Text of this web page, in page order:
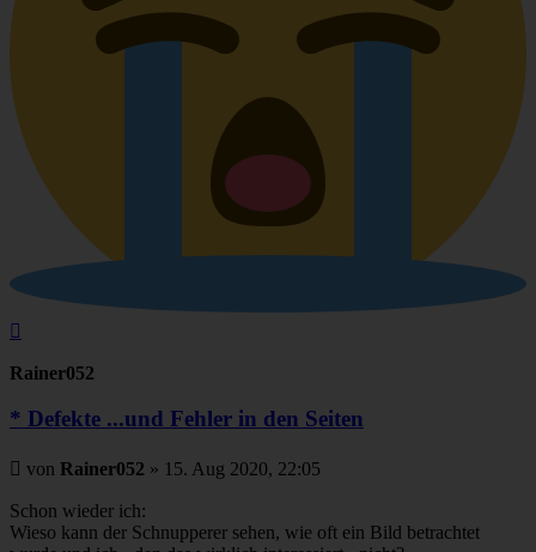
Rainer052
* Defekte ...und Fehler in den Seiten
Beitrag
von Rainer052 » 15. Aug 2020, 22:05
Schon wieder ich:
Wieso kann der Schnupperer sehen, wie oft ein Bild betrachtet